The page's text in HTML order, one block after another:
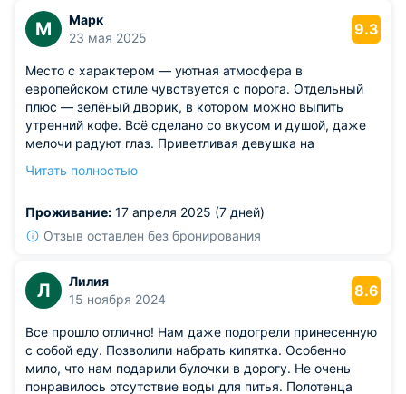
М
Марк
23 мая 2025
9.3
Место с характером — уютная атмосфера в
европейском стиле чувствуется с порога. Отдельный
плюс — зелёный дворик, в котором можно выпить
утренний кофе. Всё сделано со вкусом и душой, даже
мелочи радуют глаз. Приветливая девушка на
Спокойный сон обеспечен — кровати отличные, соседей
работы. Уютно, как у старых друзей в гостях.
Из недостатков: правда, парковочных мест немного.
Читать полностью
Проживание: 17 апреля 2025 (7 дней)
Отзыв оставлен без бронирования
Л
Лилия
15 ноября 2024
8.6
Все прошло отлично! Нам даже подогрели принесенную
с собой еду. Позволили набрать кипятка. Особенно
мило, что нам подарили булочки в дорогу. Не очень
понравилось отсутствие воды для питья. Полотенца